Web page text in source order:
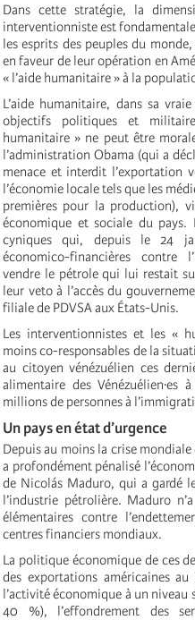
Dans cette stratégie, la
interventionniste est
les esprits des peuples du
en faveur de leur opération en
« l’aide humanitaire » à la
L’aide humanitaire, dans sa
objectifs politiques et
humanitaire » ne peut être
l’administration Obama (qui a
menace et interdit l’exportation
l’économie locale tels que les
premières pour la production),
économique et sociale du pays.
cyniques qui, depuis le 24
économico-financières contre
vendre le pétrole qui lui restait
leur veto à l’accès du
filiale de PDVSA aux États-Unis.
Les interventionnistes et les «
moins co-responsables de la
au citoyen vénézuélien ces
alimentaire des
millions de personnes à
Un pays en état d’urgence
Depuis au moins la crise
a profondément pénalisé
de Nicolás Maduro, qui a gardé
l’industrie pétrolière. Maduro
élémentaires contre
centres financiers mondiaux.
La politique économique de ces
des exportations américaines
l’activité économique à un niveau
40 %), l’effondrement des